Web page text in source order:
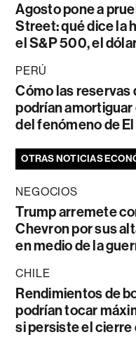
Agosto pone a
Street: qué dice la
el S&P 500, el
PERÚ
Cómo las reservas
podrían
del fenómeno de
OTRAS NOTICIAS
NEGOCIOS
Trump arremete
Chevron por sus
en medio de la
CHILE
Rendimientos de
podrían tocar
si persiste el cierre